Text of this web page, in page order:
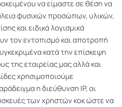
να είμαστε σε θέση να
φυσικών προσώπων, υλικών,
και ειδικά λογισμικά
τον εντοπισμό και αποτροπή
κατά την επίσκεψη
της εταιρείας μας αλλά και
χρησιμοποιούμε
η διεύθυνση IP, οι
των χρηστών κοκ ώστε να